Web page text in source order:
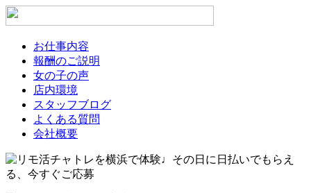
お仕事内容
報酬のご説明
女の子の声
店内環境
スタッフブログ
よくある質問
会社概要